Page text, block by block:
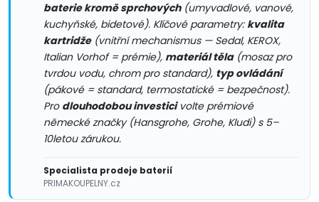
baterie kromě sprchových(umyvadlové, vanové,
kuchyňské, bidetové). Klíčové parametry: kvalita
kartridže(vnitřní mechanismus — Sedal, KEROX,
Italian Vorhof = prémie), materiál těla(mosaz pro
tvrdou vodu, chrom pro standard), typ ovládání
(pákové = standard, termostatické = bezpečnost).
Pro dlouhodobou investicivolte prémiové
německé značky (Hansgrohe, Grohe, Kludi) s 5–
10letou zárukou.
Specialista prodeje baterií
PRIMAKOUPELNY.cz